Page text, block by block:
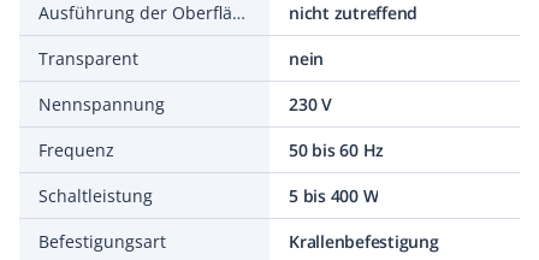
Ausführung der Oberfläche
nicht zutreffend
Transparent
nein
Nennspannung
230 V
Frequenz
50 bis 60 Hz
Schaltleistung
5 bis 400 W
Befestigungsart
Krallenbefestigung